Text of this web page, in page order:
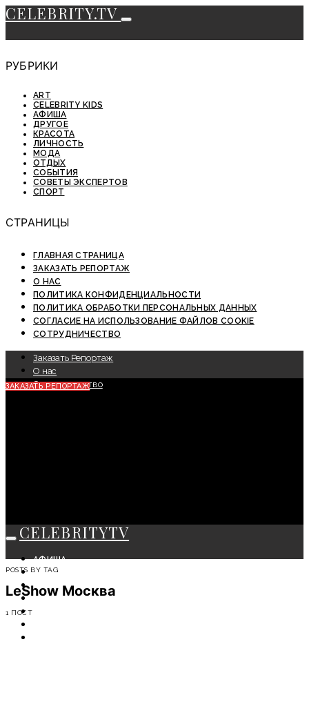
CELEBRITY.TV
РУБРИКИ
ART
CELEBRITY KIDS
АФИША
ДРУГОЕ
КРАСОТА
ЛИЧНОСТЬ
МОДА
ОТДЫХ
СОБЫТИЯ
СОВЕТЫ ЭКСПЕРТОВ
СПОРТ
СТРАНИЦЫ
ГЛАВНАЯ СТРАНИЦА
ЗАКАЗАТЬ РЕПОРТАЖ
О НАС
ПОЛИТИКА КОНФИДЕНЦИАЛЬНОСТИ
ПОЛИТИКА ОБРАБОТКИ ПЕРСОНАЛЬНЫХ ДАННЫХ
СОГЛАСИЕ НА ИСПОЛЬЗОВАНИЕ ФАЙЛОВ COOKIE
СОТРУДНИЧЕСТВО
Заказать Репортаж
О нас
Сотрудничество
ЗАКАЗАТЬ РЕПОРТАЖ
CELEBRITYTV
АФИША
СОБЫТИЯ
КРАСОТА
МОДА
POSTS BY TAG
LeShow Москва
1 ПОСТ